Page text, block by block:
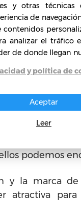
Un dato
cuenta, es
del género
puede oscilar
incluye
tener en
podemos
y la marca
atractiva
y otras técnicas
de
analizar el tráfico
de donde llegan
y política de
Aceptar
Leer